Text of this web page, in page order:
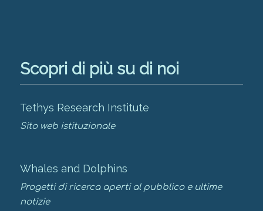
Scopri di più su di noi
Tethys Research Institute
Sito web istituzionale
Whales and Dolphins
Progetti di ricerca aperti al pubblico e ultime
notizie